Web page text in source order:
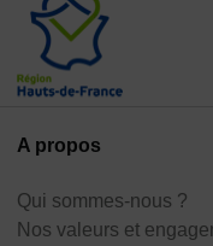
A propos
Qui sommes-nous ?
Nos valeurs et